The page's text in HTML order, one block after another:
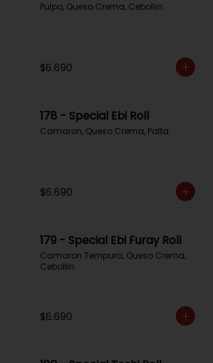
Pulpo, Queso Crema, Cebollin
$6.690
178 - Special Ebi Roll
Camaron, Queso Crema, Palta
$6.690
179 - Special Ebi Furay Roll
Camaron Tempura, Queso Crema,
Cebollin
$6.690